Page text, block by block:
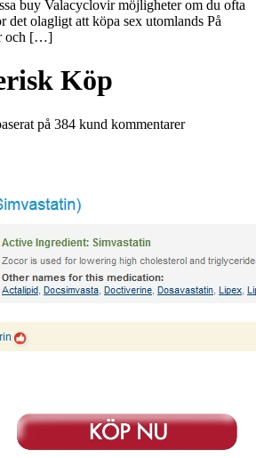
buy Valacyclovir möjligheter om du ofta
det olagligt att köpa sex utomlands På
och […]
Köp
på 384 kund kommentarer